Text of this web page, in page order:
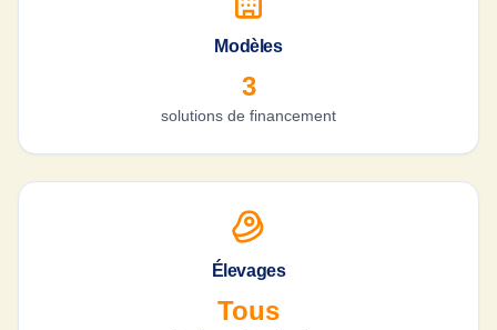
Modèles
3
solutions de financement
Élevages
Tous